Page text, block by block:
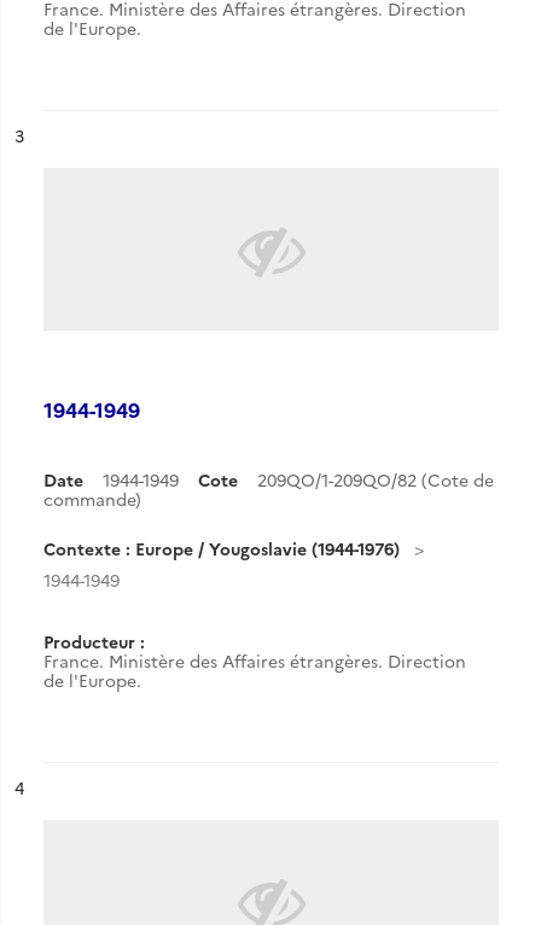
France. Ministère des Affaires étrangères. Direction
de l'Europe.
n°
3
1944-1949
Date 1944-1949 Cote
209QO/1-209QO/82 (Cote de
commande)
Contexte : Europe / Yougoslavie (1944-1976)
1944-1949
Producteur :
France. Ministère des Affaires étrangères. Direction
de l'Europe.
n°
4